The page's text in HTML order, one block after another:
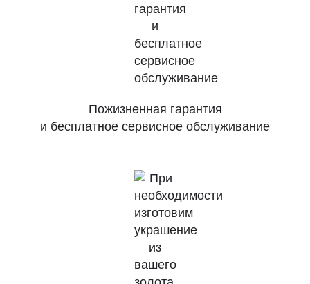
Пожизненная гарантия
и бесплатное сервисное обслуживание